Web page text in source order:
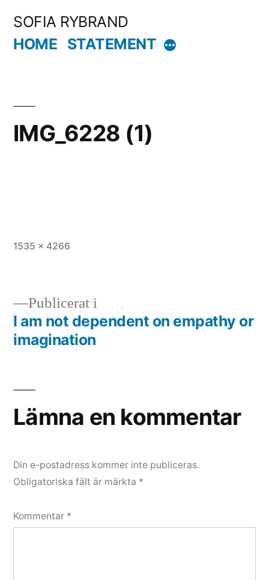
SOFIA RYBRAND
HOME STATEMENT Mer
IMG_6228 (1)
Full
1535 × 4266
Inläggsnavigering
Publicerat i
I am not dependent on empathy or
imagination
Lämna en kommentar
Din e-postadress kommer inte publiceras.
Obligatoriska fält är märkta *
Kommentar *